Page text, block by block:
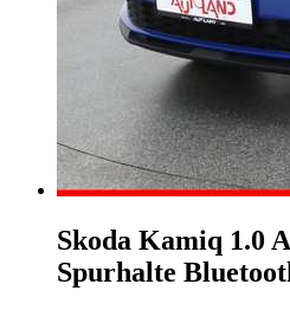
Skoda Kamiq 1.0
Spurhalte